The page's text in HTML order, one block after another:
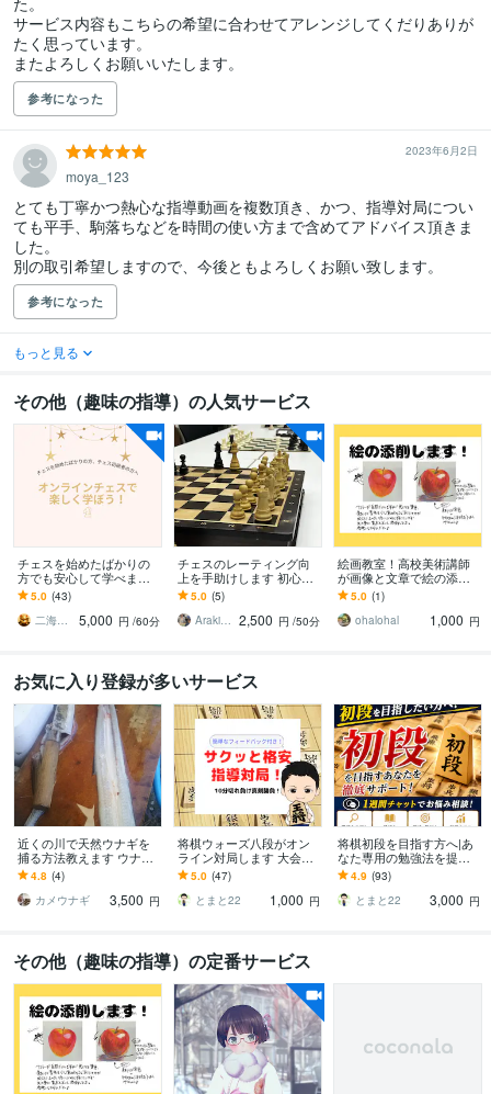
サービス内容もこちらの希望に合わせてアレンジしてくだりありが
たく思っています。
参考になった
2023年6月2日
moya_123
とても丁寧かつ熱心な指導動画を複数頂き、かつ、指導対局につい
ても平手、駒落ちなどを時間の使い方まで含めてアドバイス頂きま
した。
別の取引希望しますので、今後ともよろしくお願い致します。
参考になった
もっと見る
その他（趣味の指導）の人気サービス
チェスを始めたばかりの
方でも安心して学べます
全国出場・東北大会優勝
経験プレイヤーが丁寧に
指導いたします
5.0 (43)
二海陽一（ふたみよういち）
5,000 円 /60分
チェスのレーティング向
上を手助けします 初心者
歓迎！全日本学生チェス
選手権優勝者による戦
術・戦略指導
5.0 (5)
Araki_chess 2,500 円 /50分
絵画教室！高校美術講師
が画像と文章で絵の添削
します 描き込みと文章で
わかりやすい！美術講師
が絵の添削します！
5.0 (1)
ohalohal
1,000 円
お気に入り登録が多いサービス
近くの川で天然ウナギを
捕る方法教えます ウナギ
についてアドバイスしま
す
4.8 (4)
カメウナギ
3,500 円
将棋ウォーズ八段がオン
ライン対局します 大会前
などに質の高い実戦をた
っぷりこなせます
5.0 (47)
とまと22
1,000 円
将棋初段を目指す方へ|あ
なた専用の勉強法を提案
ます 現在の棋力を分析
し、初段までの最短ルー
トをご提案します
4.9 (93)
とまと22
3,000 円
その他（趣味の指導）の定番サービス